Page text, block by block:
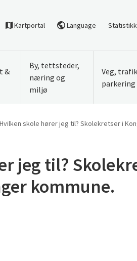
Kartportal Language Statistikk
&
By, tettsteder,
næring og
miljø
Veg,
parkering
Hvilken skole hører jeg til? Skolekretser i
jeg til?
kommune.